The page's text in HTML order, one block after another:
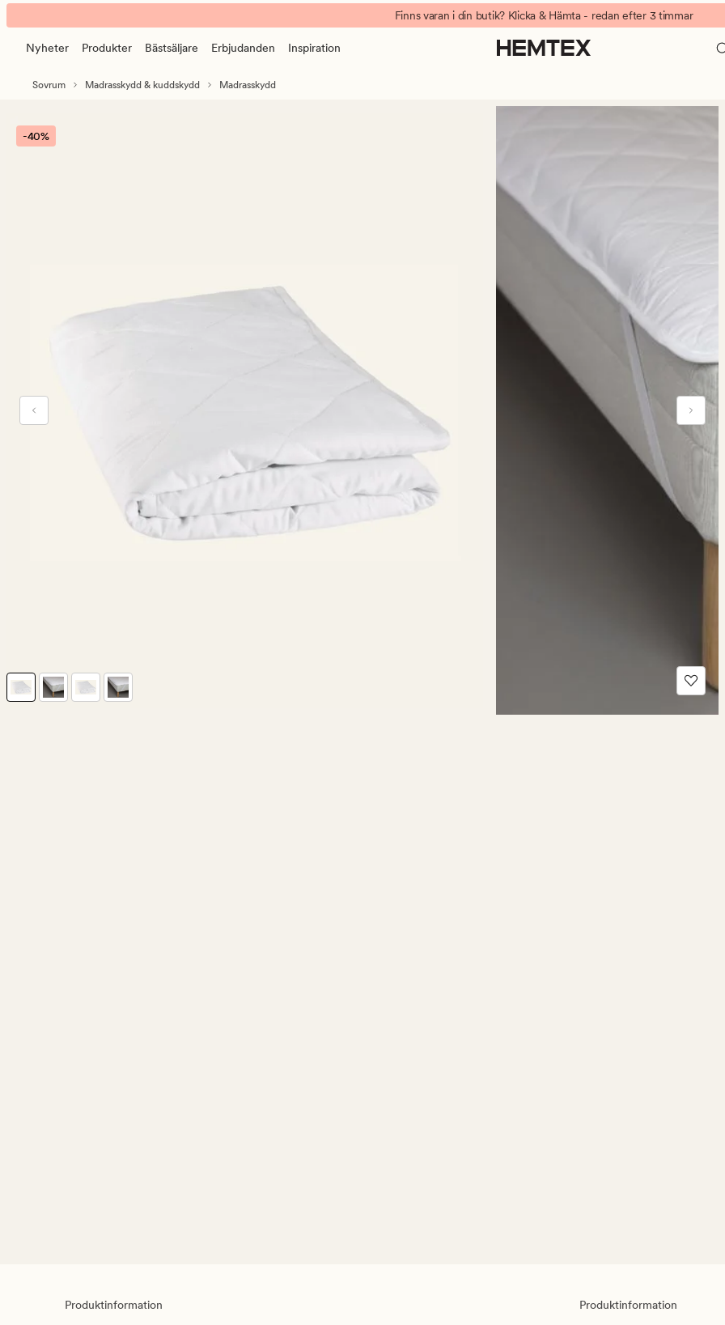
Care
madrasskydd
banner.
Klicka
ESCAPE
att
pausa.
Finns varan i din butik? Klicka & Hämta - redan efter 3 timmar
Nyheter Produkter Bästsäljare Erbjudanden Inspiration
Sovrum Madrasskydd & kuddskydd Madrasskydd
-40%
Produktinformation Produktinformation